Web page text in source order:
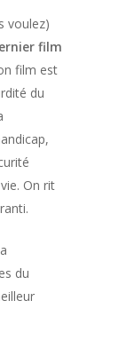
voulez)
film
film est
du
On rit
du